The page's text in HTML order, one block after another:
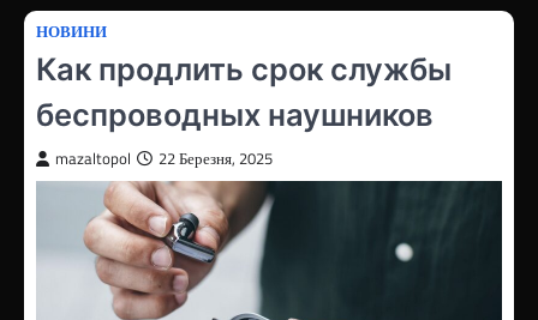
НОВИНИ
Как продлить срок службы
беспроводных наушников
mazaltopol 22 Березня, 2025